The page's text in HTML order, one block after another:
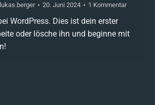
lukas.berger 20. Juni 2024 1 Kommentar
WordPress. Dies ist dein erster
oder lösche ihn und beginne mit